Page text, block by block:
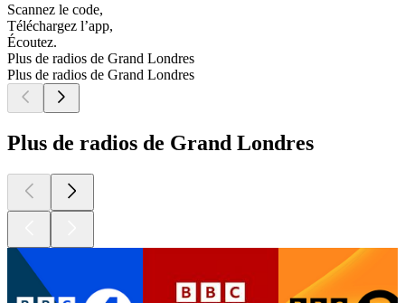
Scannez le code,
Téléchargez l’app,
Écoutez.
Plus de radios de Grand Londres
Plus de radios de Grand Londres
Plus de radios de Grand Londres